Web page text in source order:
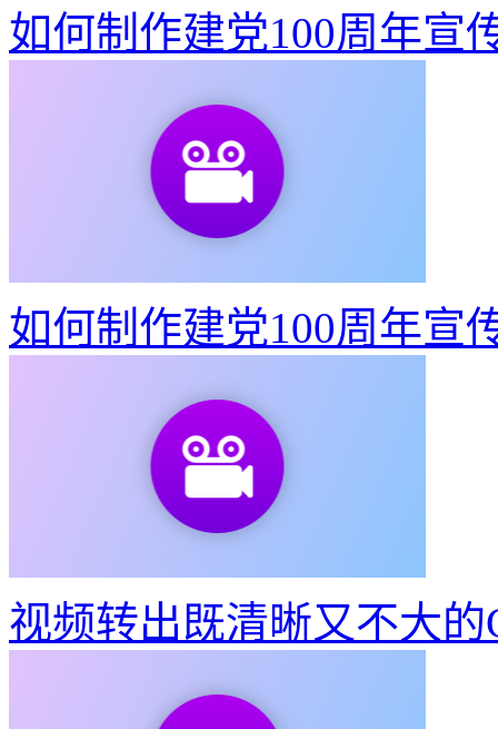
如何制作建党100周年宣
如何制作建党100周年宣
视频转出既清晰又不大的